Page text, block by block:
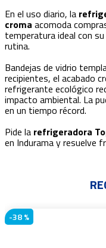
En el uso diario, la
croma acomoda
temperatura ideal con
rutina.
Bandejas de vidrio
recipientes, el acabado
refrigerante ecológico
impacto ambiental. La
en un tiempo récord.
Pide la refrigeradora
en Indurama y resuelve
-38 %